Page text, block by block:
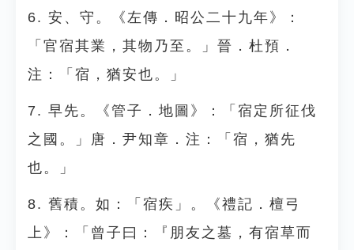
6. 安、守。《左傳．昭公二十九年》：
「官宿其業，其物乃至。」晉．杜預．
注：「宿，猶安也。」
7. 早先。《管子．地圖》：「宿定所征伐
之國。」唐．尹知章．注：「宿，猶先
也。」
8. 舊積。如：「宿疾」。《禮記．檀弓
上》：「曾子曰：『朋友之墓，有宿草而